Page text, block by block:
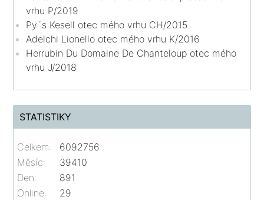
vrhu P/2019
Py´s Kesell otec mého vrhu CH/2015
Adelchi Lionello otec mého vrhu K/2016
Herrubin Du Domaine De Chanteloup otec mého
vrhu J/2018
STATISTIKY
Online: 29
Celkem:
6092756
Měsíc:
39410
Den:
891